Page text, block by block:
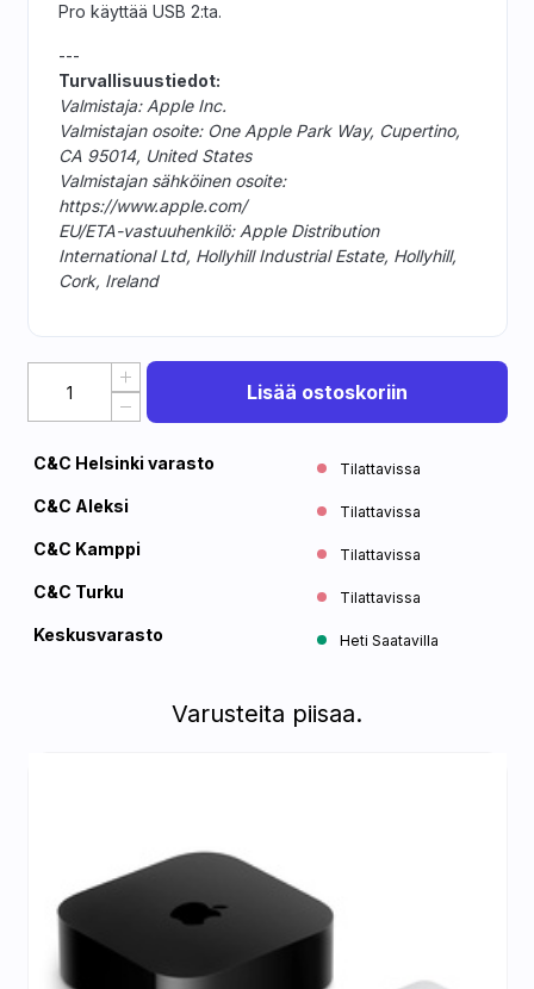
Pro käyttää USB 2:ta.
---
Turvallisuustiedot:
Valmistaja: Apple Inc.
Valmistajan osoite: One Apple Park Way, Cupertino,
CA 95014, United States
Valmistajan sähköinen osoite:
https://www.apple.com/
EU/ETA-vastuuhenkilö: Apple Distribution
International Ltd, Hollyhill Industrial Estate, Hollyhill,
Cork, Ireland
Lisää ostoskoriin
C&C Helsinki varasto Tilattavissa
C&C Aleksi Tilattavissa
C&C Kamppi Tilattavissa
C&C Turku Tilattavissa
Keskusvarasto Heti Saatavilla
Varusteita piisaa.